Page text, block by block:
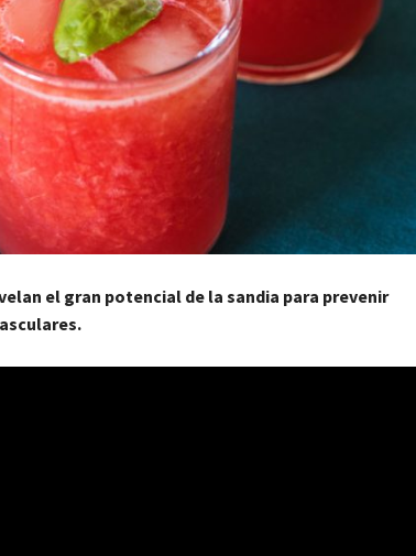
el gran potencial de la sandia para prevenir